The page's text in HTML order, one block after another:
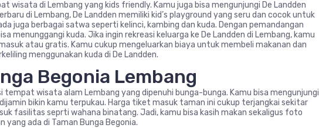
wisata di Lembang yang kids friendly. Kamu juga bisa mengunjungi De Landden
di Lembang, De Landden memiliki kid’s playground yang seru dan cocok untuk
juga berbagai satwa seperti kelinci, kambing dan kuda. Dengan pemandangan
menunggangi kuda. Jika ingin rekreasi keluarga ke De Landden di Lembang, kamu
atau gratis. Kamu cukup mengeluarkan biaya untuk membeli makanan dan
menggunakan kuda di De Landden.
Begonia Lembang
tempat wisata alam Lembang yang dipenuhi bunga-bunga. Kamu bisa mengunjungi
bikin kamu terpukau. Harga tiket masuk taman ini cukup terjangkai sekitar
fasilitas seprti wahana binatang. Jadi, kamu bisa kasih makan sekaligus foto
yang ada di Taman Bunga Begonia.